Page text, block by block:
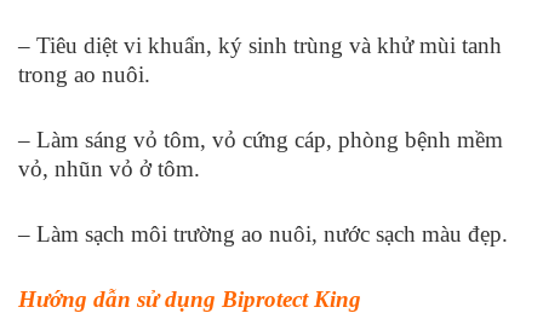
– Tiêu diệt vi khuẩn, ký sinh trùng và khử mùi tanh
trong ao nuôi.
– Làm sáng vỏ tôm, vỏ cứng cáp, phòng bệnh mềm
vỏ, nhũn vỏ ở tôm.
– Làm sạch môi trường ao nuôi, nước sạch màu đẹp.
Hướng dẫn sử dụng Biprotect King